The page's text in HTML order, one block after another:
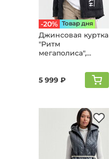
-20% Товар дня
Джинсовая куртка
"Ритм
мегаполиса",
5 999 ₽